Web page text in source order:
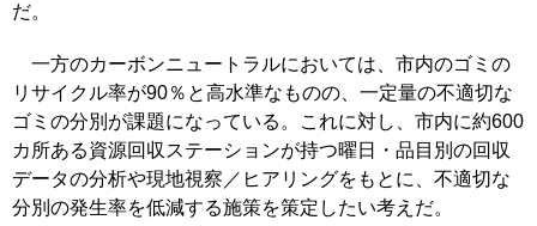
だ。
一方のカーボンニュートラルにおいては、市内のゴミの
リサイクル率が90％と高水準なものの、一定量の不適切な
ゴミの分別が課題になっている。これに対し、市内に約600
カ所ある資源回収ステーションが持つ曜日・品目別の回収
データの分析や現地視察／ヒアリングをもとに、不適切な
分別の発生率を低減する施策を策定したい考えだ。